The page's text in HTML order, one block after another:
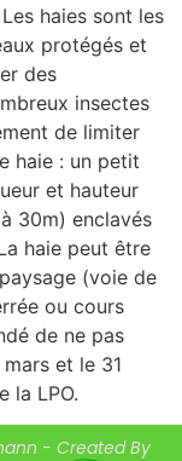
haies sont les
protégés et
des
insectes
de limiter
haie : un petit
et hauteur
30m) enclavés
haie peut être
(voie de
ou cours
de ne pas
et le 31
la LPO.
- Created By